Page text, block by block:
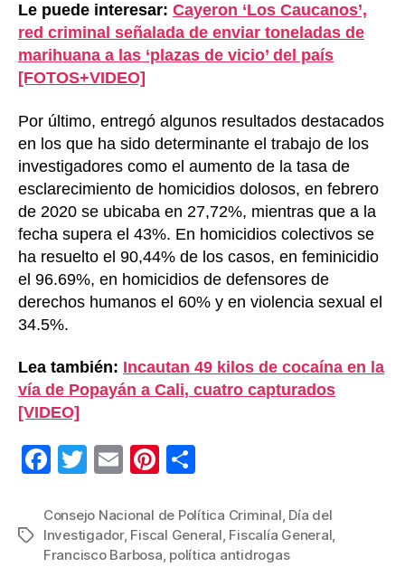
Le puede interesar: Cayeron ‘Los Caucanos’,
red criminal señalada de enviar toneladas de
marihuana a las ‘plazas de vicio’ del país
[FOTOS+VIDEO]
Por último, entregó algunos resultados destacados
en los que ha sido determinante el trabajo de los
investigadores como el aumento de la tasa de
esclarecimiento de homicidios dolosos, en febrero
de 2020 se ubicaba en 27,72%, mientras que a la
fecha supera el 43%. En homicidios colectivos se
ha resuelto el 90,44% de los casos, en feminicidio
el 96.69%, en homicidios de defensores de
derechos humanos el 60% y en violencia sexual el
34.5%.
Lea también: Incautan 49 kilos de cocaína en la
vía de Popayán a Cali, cuatro capturados
[VIDEO]
F
c
e
T
tt
er
E
ail
Pi
er
e
m
p
Etiquetas
Consejo Nacional de Política Criminal Día del
Investigador, Fiscal General Fiscalía General
Francisco Barbosa política antidrogas